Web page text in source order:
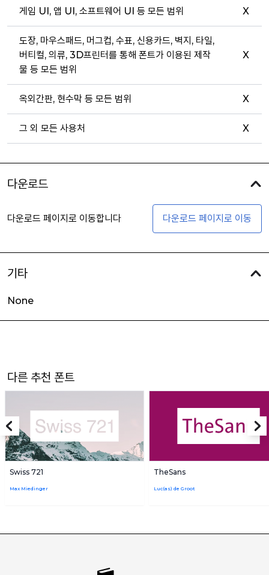
게임 UI, 앱 UI, 소프트웨어 UI 등 모든 범위 X
도장, 마우스패드, 머그컵, 수표, 신용카드, 벽지, 타일,
버티컬, 의류, 3D프린터를 통해 폰트가 이용된 제작
물 등 모든 범위
X
옥외간판, 현수막 등 모든 범위 X
그 외 모든 사용처 X
다운로드
다운로드 페이지로 이동합니다 다운로드 페이지로 이동
기타
None
다른 추천 폰트
Swiss 721
Max Miedinger
TheSans
Luc(as) de Groot